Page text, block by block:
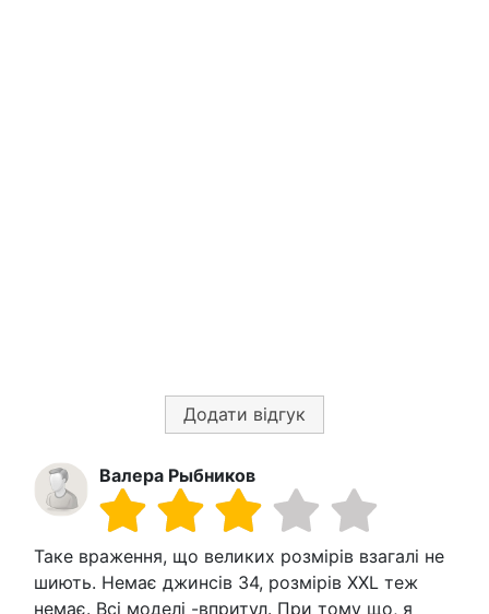
Додати відгук
Валера Рыбников
Таке враження, що великих розмірів взагалі не
шиють. Немає джинсів 34, розмірів ХХL теж
немає. Всі моделі -впритул. При тому що, я